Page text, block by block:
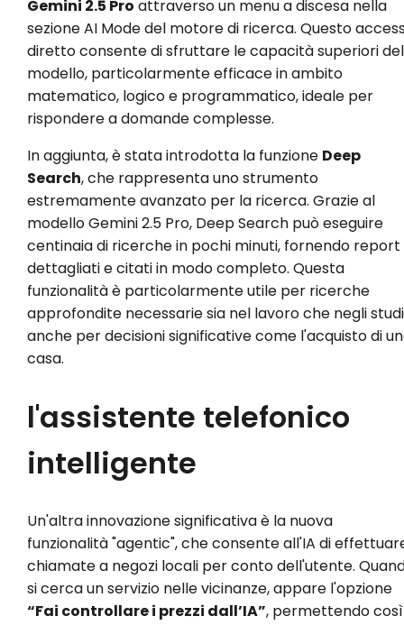
Gemini 2.5 Pro attraverso un menu a discesa nella
sezione AI Mode del motore di ricerca. Questo
diretto consente di sfruttare le capacità superiori del
modello, particolarmente efficace in ambito
matematico, logico e programmatico, ideale per
rispondere a domande complesse.
In aggiunta, è stata introdotta la funzione Deep
Search, che rappresenta uno strumento
estremamente avanzato per la ricerca. Grazie al
modello Gemini 2.5 Pro, Deep Search può eseguire
centinaia di ricerche in pochi minuti, fornendo report
dettagliati e citati in modo completo. Questa
funzionalità è particolarmente utile per ricerche
approfondite necessarie sia nel lavoro che negli
anche per decisioni significative come l'acquisto di
casa.
l'assistente telefonico
intelligente
Un'altra innovazione significativa è la nuova
funzionalità "agentic", che consente all'IA di
chiamate a negozi locali per conto dell'utente.
si cerca un servizio nelle vicinanze, appare l'opzione
“Fai controllare i prezzi dall’IA”, permettendo così